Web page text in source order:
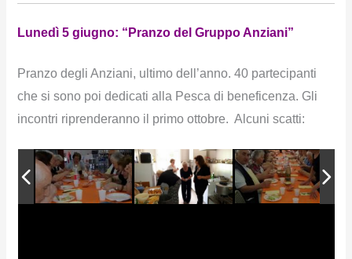
Lunedì 5 giugno: “Pranzo del Gruppo Anziani”
Pranzo degli Anziani, ultimo dell’anno. 40 partecipanti
che si sono poi dedicati alla Pesca di beneficenza. Gli
incontri riprenderanno il primo ottobre. Alcuni scatti: